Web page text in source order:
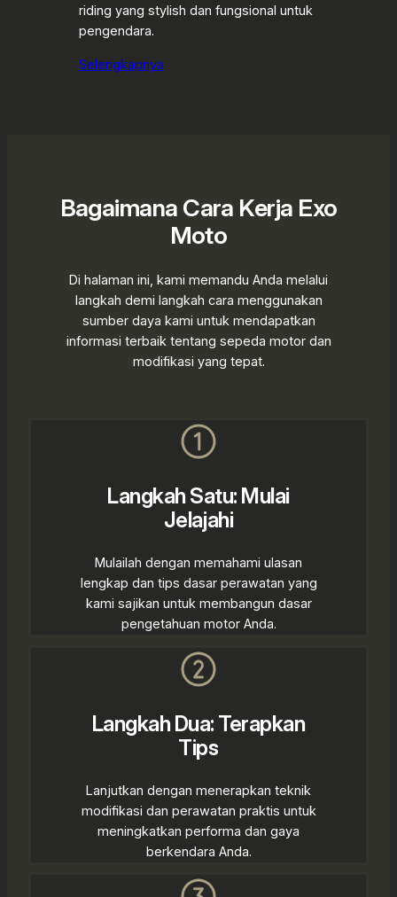
riding yang stylish dan fungsional untuk
pengendara.
Selengkapnya
Bagaimana Cara Kerja Exo
Moto
Di halaman ini, kami memandu Anda melalui
langkah demi langkah cara menggunakan
sumber daya kami untuk mendapatkan
informasi terbaik tentang sepeda motor dan
modifikasi yang tepat.
Langkah Satu: Mulai
Jelajahi
Mulailah dengan memahami ulasan
lengkap dan tips dasar perawatan yang
kami sajikan untuk membangun dasar
pengetahuan motor Anda.
Langkah Dua: Terapkan
Tips
Lanjutkan dengan menerapkan teknik
modifikasi dan perawatan praktis untuk
meningkatkan performa dan gaya
berkendara Anda.